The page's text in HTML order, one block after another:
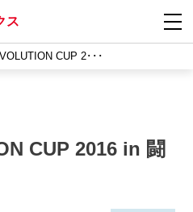
ス
CUP 2･･･
CUP 2016 in 闘